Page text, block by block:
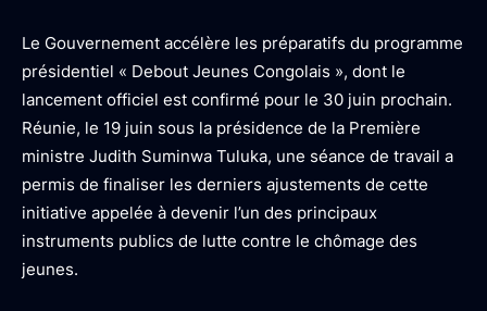
Le Gouvernement accélère les préparatifs du programme
présidentiel « Debout Jeunes Congolais », dont le
lancement officiel est confirmé pour le 30 juin prochain.
Réunie, le 19 juin sous la présidence de la Première
ministre Judith Suminwa Tuluka, une séance de travail a
permis de finaliser les derniers ajustements de cette
initiative appelée à devenir l’un des principaux
instruments publics de lutte contre le chômage des
jeunes.